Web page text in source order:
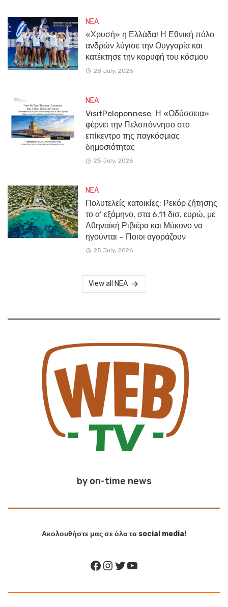
NEA
«Χρυσή» η Ελλάδα! Η Εθνική πόλο
ανδρών λύγισε την Ουγγαρία και
κατέκτησε την κορυφή του κόσμου
28 July, 2026
NEA
VisitPeloponnese: Η «Οδύσσεια»
φέρνει την Πελοπόννησο στο
επίκεντρο της παγκόσμιας
δημοσιότητας
25 July, 2026
NEA
Πολυτελείς κατοικίες: Ρεκόρ ζήτησης
το α’ εξάμηνο, στα 6,11 δισ. ευρώ, με
Αθηναϊκή Ριβιέρα και Μύκονο να
ηγούνται – Ποιοι αγοράζουν
25 July, 2026
View all NEA
by on-time news
Ακολουθήστε μας σε όλα τα social media!